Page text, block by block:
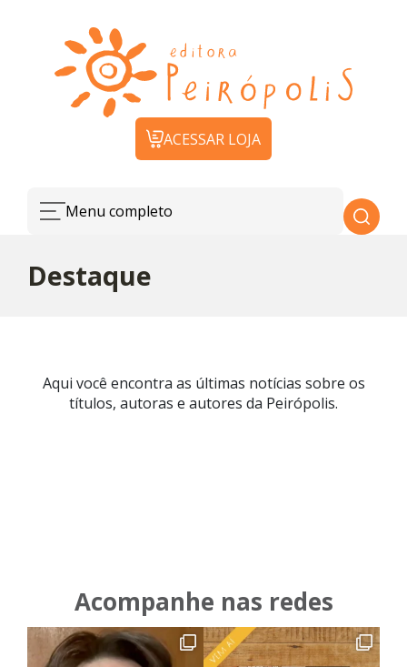
ACESSAR LOJA
Menu completo
Destaque
Aqui você encontra as últimas notícias sobre os
títulos, autoras e autores da Peirópolis.
Acompanhe nas redes